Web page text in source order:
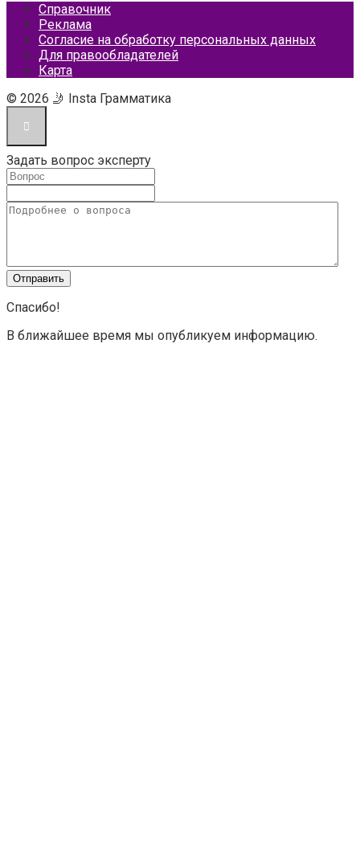
Справочник
Реклама
Согласие на обработку персональных данных
Для правообладателей
Карта
© 2026 🤳 Insta Грамматика
Задать вопрос эксперту
Спасибо!
В ближайшее время мы опубликуем информацию.